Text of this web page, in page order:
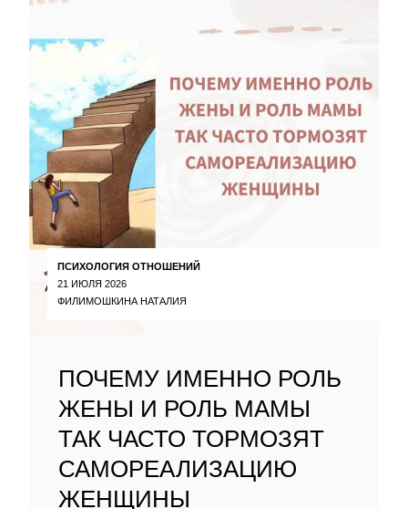
ПСИХОЛОГИЯ ОТНОШЕНИЙ
21 ИЮЛЯ 2026
ФИЛИМОШКИНА НАТАЛИЯ
ПОЧЕМУ ИМЕННО РОЛЬ
ЖЕНЫ И РОЛЬ МАМЫ
ТАК ЧАСТО ТОРМОЗЯТ
САМОРЕАЛИЗАЦИЮ
ЖЕНЩИНЫ